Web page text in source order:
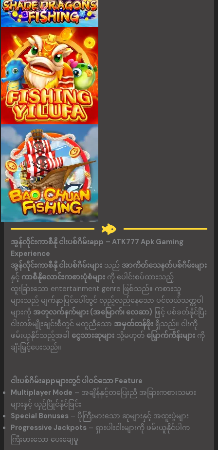
အွန်လိုင်းကာစီနို ငါးပစ်ဂိမ်းapp – ATK777 Apk Gaming
Experience
အွန်လိုင်းကာစီနို ငါးပစ်ဂိမ်းများ သည် အာကိတ်သေနတ်ပစ်ဂိမ်းများ
နှင့် ကာစီနိုလောင်းကစားပုံစံများ ကို ပေါင်းစပ်ထားသည့်
ထူးခြားသော entertainment genre ဖြစ်သည်။ ကစားသူ
များသည် မျက်နှာပြင်ပေါ်တွင် လှည့်လည်နေသော ပင်လယ်သတ္တဝါ
များကို အတုလက်နက်များ (အမြောက်၊ လေဆာ) ဖြင့် ပစ်ခတ်နိုင်ပြီး
ငါးတစ်မျိုးချင်းစီတွင် မတူညီသော အမှတ်တန်ဖိုး ရှိသည်။ ငါးကို
ဖမ်းယူနိုင်သည့်အခါ ငွေသားဆုများ သို့မဟုတ် မြှောက်ကိန်းများ ကို
ချီးမြှင့်ပေးသည်။
ငါးပစ်ဂိမ်းappများတွင် ပါဝင်သော Feature
Multiplayer Mode – အချိန်နှင့်တပြေးညီ အခြားကစားသမား
များနှင့် ယှဉ်ပြိုင်နိုင်ခြင်း
Special Bonuses – ပိုကြီးမားသော ဆုများနှင့် အထူးပွဲများ
Progressive Jackpots – ရှားပါးငါးများကို ဖမ်းယူနိုင်ပါက
ကြီးမားသော ပေးချေမှု